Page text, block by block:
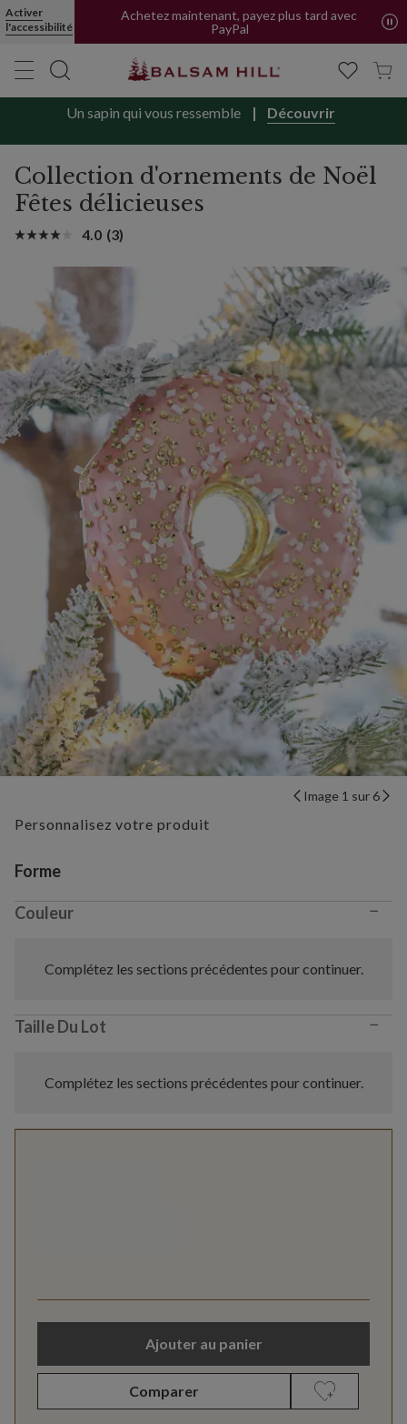
Activer
l'accessibilité
Achetez maintenant, payez plus tard avec
PayPal
Un sapin qui vous ressemble Découvrir
Collection d'ornements de Noël
Fêtes délicieuses
4.0 (3)
Image 1 sur 6
Personnalisez votre produit
Variant selection
Forme
Couleur −
Complétez les sections précédentes pour continuer.
Taille Du Lot −
Complétez les sections précédentes pour continuer.
Ajouter au panier
Comparer